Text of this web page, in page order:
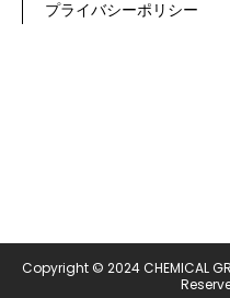
プライバシーポリシー
Copyright © 2024 CHEMICAL